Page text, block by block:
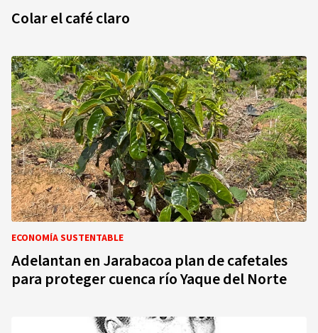
Colar el café claro
ECONOMÍA SUSTENTABLE
Adelantan en Jarabacoa plan de cafetales
para proteger cuenca río Yaque del Norte